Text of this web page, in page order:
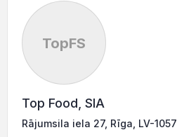
TopFS
Top Food, SIA
Rājumsila iela 27, Rīga, LV-1057